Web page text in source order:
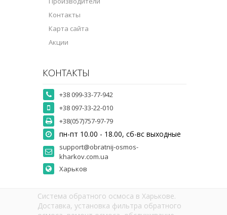
Контакты
Карта сайта
Акции
КОНТАКТЫ
+38 099-33-77-942
+38 097-33-22-010
+38(057)757-97-79
пн-пт 10.00 - 18.00, сб-вс выходные
support@obratnij-osmos-
kharkov.com.ua
Харьков
Система обратного осмоса в Харькове.
Доставка, установка фильтра обратного